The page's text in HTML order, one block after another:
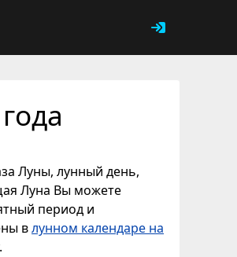
Луны, лунный день,
Луна Вы можете
период и
влунном календаре на